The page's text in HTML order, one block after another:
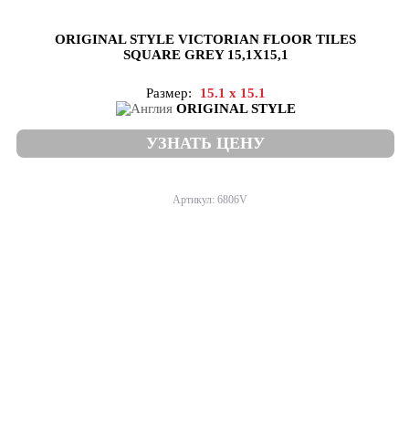
ORIGINAL STYLE VICTORIAN FLOOR TILES
SQUARE GREY 15,1X15,1
Размер:
15.1 x 15.1
ORIGINAL STYLE
УЗНАТЬ ЦЕНУ
Артикул: 6806V